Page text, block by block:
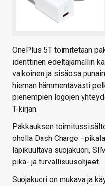
OnePlus 5T toimitetaan
identtinen edeltäjämallin
valkoinen ja sisäosa
hieman hämmentävästi
pienempien logojen
T-kirjan.
Pakkauksen
ohella Dash Charge
läpikuultava suojakuori,
pika- ja turvallisuusohjeet.
Suojakuori on mukava ja